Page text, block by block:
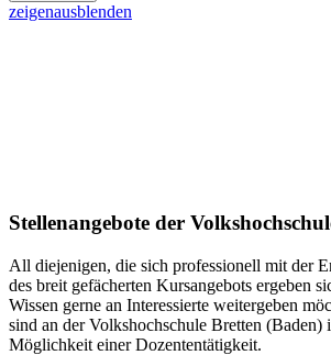
zeigenausblenden
Stellenangebote der
All diejenigen, die sich professionell mit der
des breit gefächerten Kursangebots ergeben
Wissen gerne an Interessierte weitergeben
sind an der Volkshochschule Bretten
Möglichkeit einer Dozententätigkeit.